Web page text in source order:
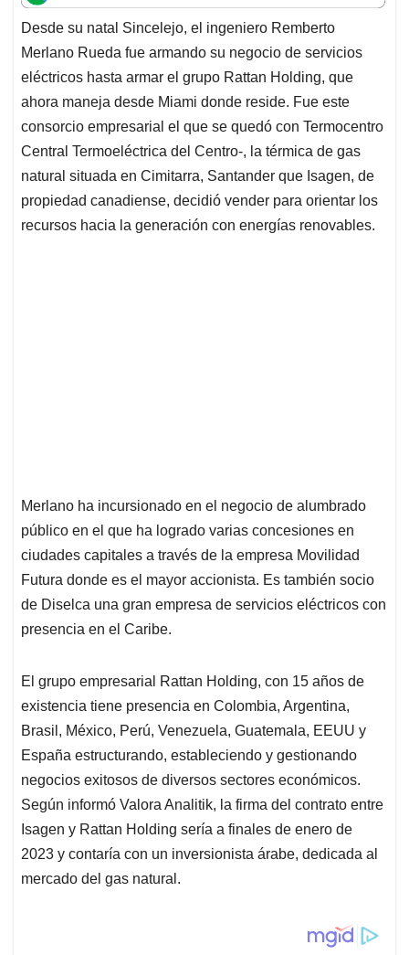
t
s
A
p
p
e
b
o
o
k
k
e
d
I
n
i
l
e
a
d
s
Desde su natal Sincelejo, el ingeniero Remberto
Merlano Rueda fue armando su negocio de servicios
eléctricos hasta armar el grupo Rattan Holding, que
ahora maneja desde Miami donde reside. Fue este
consorcio empresarial el que se quedó con Termocentro
Central Termoeléctrica del Centro-, la térmica de gas
natural situada en Cimitarra, Santander que Isagen, de
propiedad canadiense, decidió vender para orientar los
recursos hacia la generación con energías renovables.
Merlano ha incursionado en el negocio de alumbrado
público en el que ha logrado varias concesiones en
ciudades capitales a través de la empresa Movilidad
Futura donde es el mayor accionista. Es también socio
de Diselca una gran empresa de servicios eléctricos con
presencia en el Caribe.
El grupo empresarial Rattan Holding, con 15 años de
existencia tiene presencia en Colombia, Argentina,
Brasil, México, Perú, Venezuela, Guatemala, EEUU y
España estructurando, estableciendo y gestionando
negocios exitosos de diversos sectores económicos.
Según informó Valora Analitik, la firma del contrato entre
Isagen y Rattan Holding sería a finales de enero de
2023 y contaría con un inversionista árabe, dedicada al
mercado del gas natural.